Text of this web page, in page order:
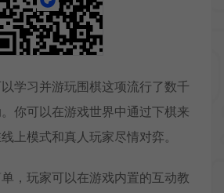
学习并游玩围棋这项流行了数千
你可以在游戏世界中通过下棋来
上模式和真人玩家尽情对弈。
，玩家可以在游戏内置的互动教